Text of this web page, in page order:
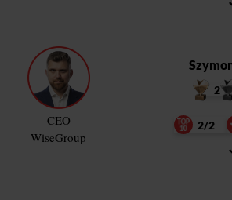
CEO
WiseGroup
2
2/2